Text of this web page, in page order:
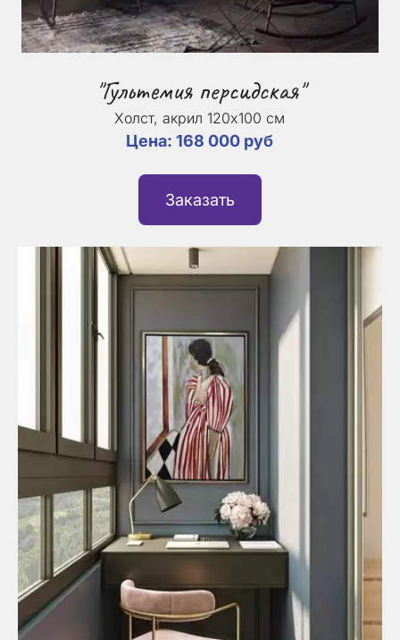
"Гультемия персидская"
Холст, акрил 120х100 см
Цена: 168 000 руб
Заказать